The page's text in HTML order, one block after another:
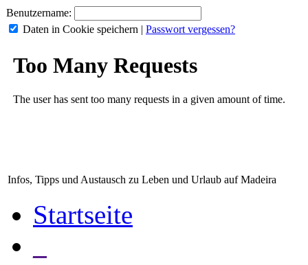
Benutzername:
Daten in Cookie speichern | Passwort vergessen?
Infos, Tipps und Austausch zu Leben und Urlaub auf Madeira
Startseite